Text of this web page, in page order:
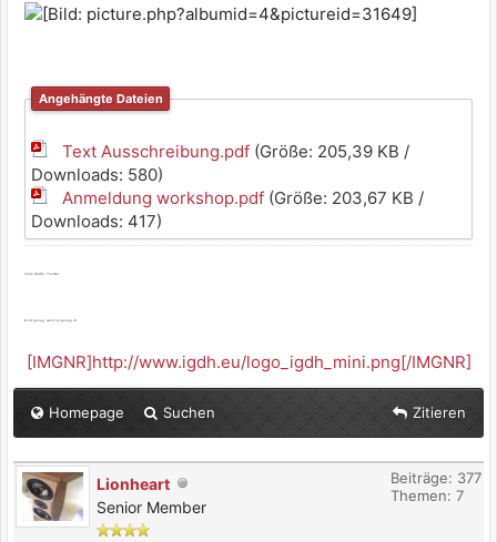
Angehängte Dateien
Text Ausschreibung.pdf (Größe: 205,39 KB /
Downloads: 580)
Anmeldung workshop.pdf (Größe: 203,67 KB /
Downloads: 417)
Viele Grüße, Thomas
Es ist genug, wenn es genug ist.
[IMGNR]http://www.igdh.eu/logo_igdh_mini.png[/IMGNR]
Homepage Suchen Zitieren
Lionheart
Senior Member
Beiträge: 377
Themen: 7